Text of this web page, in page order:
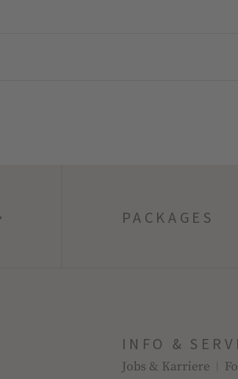
PACKAGES
INFO &
Jobs & Karriere